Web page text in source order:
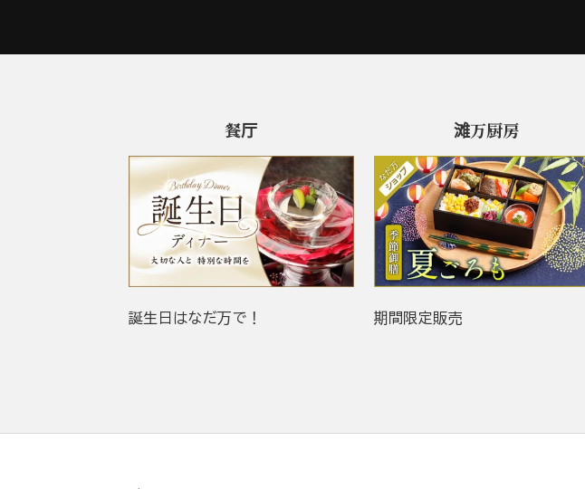
餐厅
誕生日はなだ万で！
滩万厨房
期間限定販売